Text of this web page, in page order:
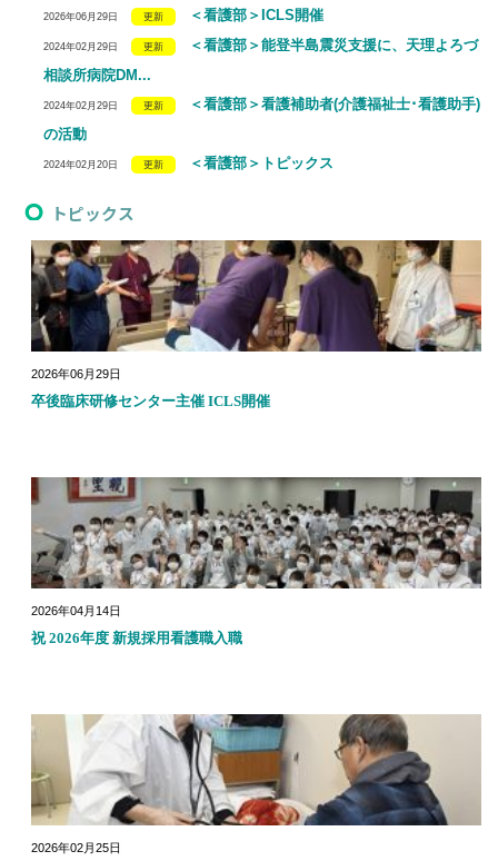
2026年06月29日 ＜看護部＞ICLS開催
2024年02月29日
＜看護部＞能登半島震災支援に、天理よろづ
相談所病院DM...
2024年02月29日
＜看護部＞看護補助者(介護福祉士･看護助手)
の活動
2024年02月20日 ＜看護部＞トピックス
トピックス
2026年06月29日
卒後臨床研修センター主催 ICLS開催
2026年04月14日
祝 2026年度 新規採用看護職入職
2026年02月25日